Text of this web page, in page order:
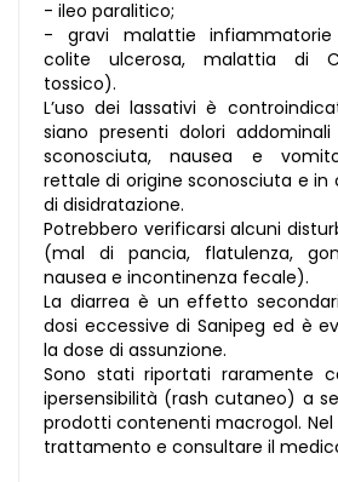
- ileo paralitico;
- gravi malattie infiammatorie
colite ulcerosa, malattia di
tossico).
L’uso dei lassativi è
siano presenti dolori
sconosciuta, nausea e
rettale di origine sconosciuta e in
di disidratazione.
Potrebbero verificarsi alcuni
(mal di pancia, flatulenza,
nausea e incontinenza fecale).
La diarrea è un effetto
dosi eccessive di Sanipeg ed è
la dose di assunzione.
Sono stati riportati raramente
ipersensibilità (rash cutaneo) a
prodotti contenenti macrogol. Nel
trattamento e consultare il